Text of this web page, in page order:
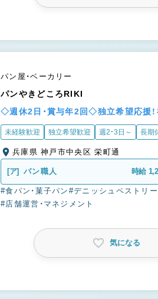
パン屋・ベーカリー
パンやきどころRIKI
◇週休2日・賞与年2回◇独立希望応援！
未経験歓迎 独立希望歓迎 週2・3日～ 長期
兵庫県 神戸市中央区 栄町通
[ア] パン職人 時給
#食パン・菓子パン #デニッシュペストリー
#店舗運営・マネジメント
気になる